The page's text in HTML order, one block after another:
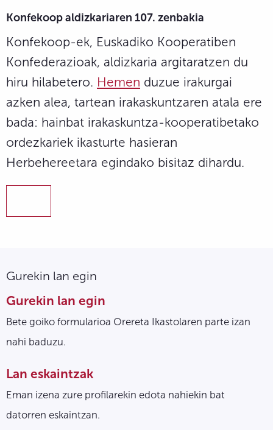
Konfekoop aldizkariaren 107. zenbakia
Konfekoop-ek, Euskadiko Kooperatiben
Konfederazioak, aldizkaria argitaratzen du
hiru hilabetero. Hemen duzue irakurgai
azken alea, tartean irakaskuntzaren atala ere
bada: hainbat irakaskuntza-kooperatibetako
ordezkariek ikasturte hasieran
Herbehereetara egindako bisitaz dihardu.
Gurekin lan egin
Gurekin lan egin
Bete goiko formularioa Orereta Ikastolaren parte izan
nahi baduzu.
Lan eskaintzak
Eman izena zure profilarekin edota nahiekin bat
datorren eskaintzan.